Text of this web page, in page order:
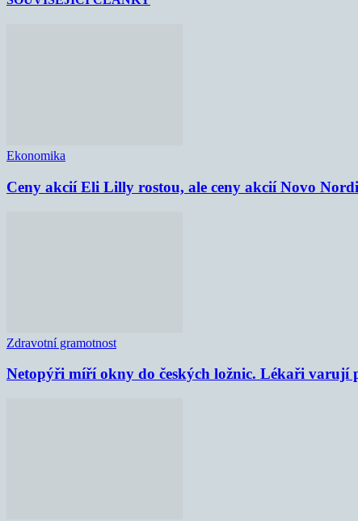
Ekonomika
Ceny akcií Eli Lilly rostou, ale ceny akcií Novo
Zdravotní gramotnost
Netopýři míří okny do českých ložnic. Lékaři varují